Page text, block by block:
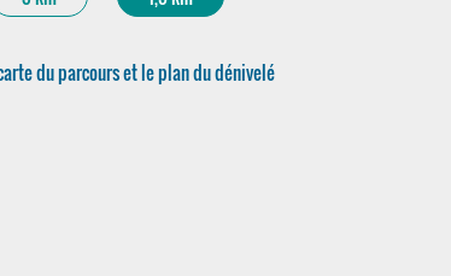
du parcours et le plan du dénivelé